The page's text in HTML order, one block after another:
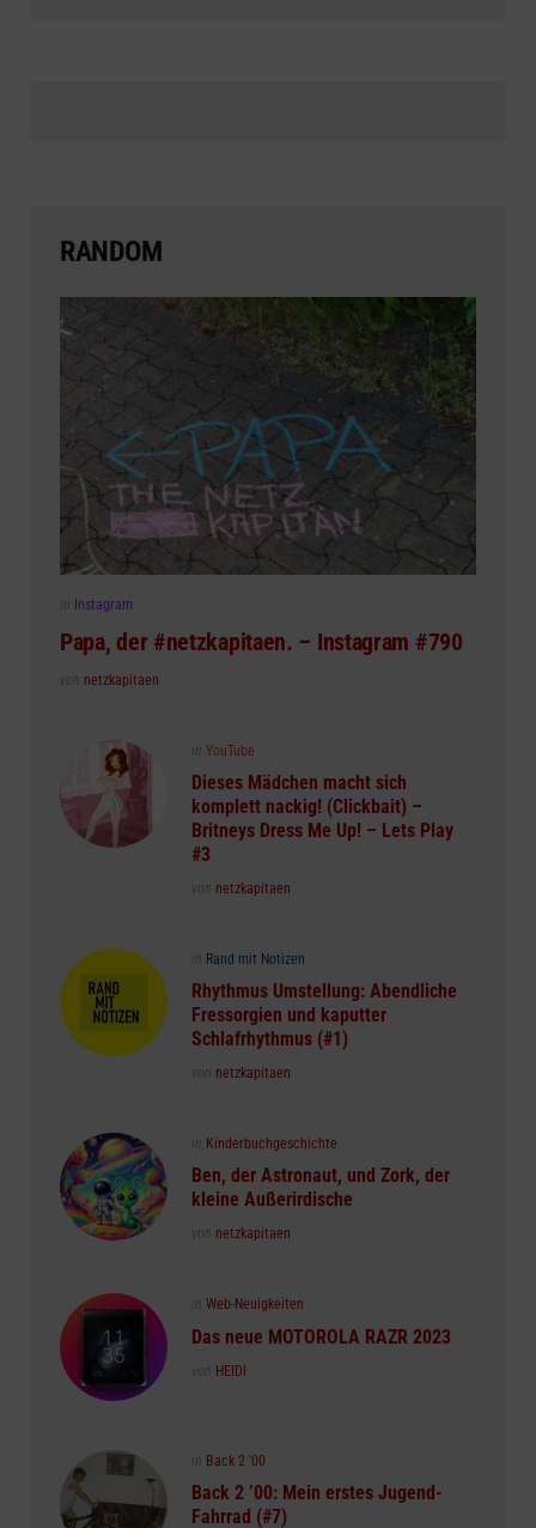
RANDOM
Posted
in Instagram
Papa, der #netzkapitaen. – Instagram #790
Posted
von netzkapitaen
Posted
in
in YouTube
Dieses Mädchen macht sich
komplett nackig! (Clickbait) –
Britneys Dress Me Up! – Lets Play
#3
Posted
von netzkapitaen
Posted
in
in Rand mit Notizen
Rhythmus Umstellung: Abendliche
Fressorgien und kaputter
Schlafrhythmus (#1)
Posted
von netzkapitaen
Posted
in
in Kinderbuchgeschichte
Ben, der Astronaut, und Zork, der
kleine Außerirdische
Posted
von netzkapitaen
Posted
in Web-Neuigkeiten
Das neue MOTOROLA RAZR 2023
Posted
von HEIDI
Posted
in
in Back 2 '00
Back 2 ’00: Mein erstes Jugend-
Fahrrad (#7)